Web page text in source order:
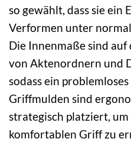
so gewählt, dass sie ein
Verformen unter
Die Innenmaße sind
von Aktenordnern und
sodass ein
Griffmulden sind
strategisch platziert,
komfortablen Griff zu